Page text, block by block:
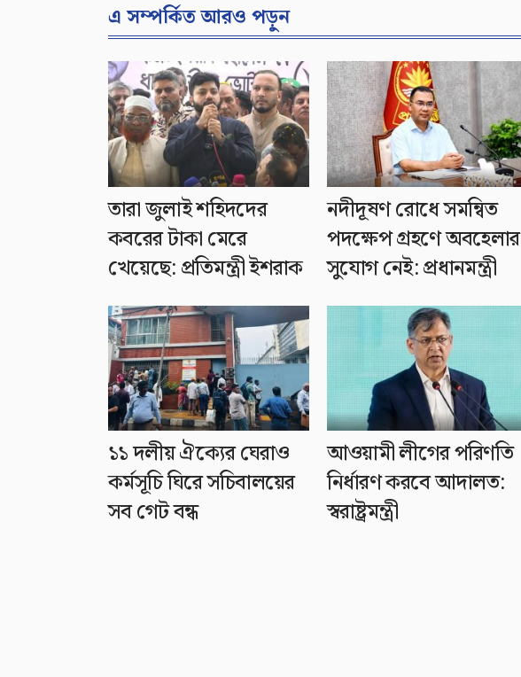
এ সম্পর্কিত আরও পড়ুন
তারা জুলাই শহিদদের
কবরের টাকা মেরে
খেয়েছে: প্রতিমন্ত্রী ইশরাক
নদীদূষণ রোধে সমন্বিত
পদক্ষেপ গ্রহণে অবহেলার
সুযোগ নেই: প্রধানমন্ত্রী
১১ দলীয় ঐক্যের ঘেরাও
কর্মসূচি ঘিরে সচিবালয়ের
সব গেট বন্ধ
আওয়ামী লীগের পরিণতি
নির্ধারণ করবে আদালত:
স্বরাষ্ট্রমন্ত্রী